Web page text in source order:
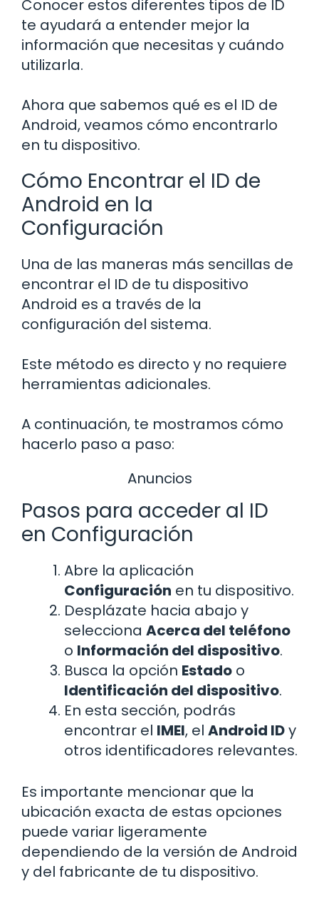
Conocer estos diferentes tipos de ID
te ayudará a entender mejor la
información que necesitas y cuándo
utilizarla.
Ahora que sabemos qué es el ID de
Android, veamos cómo encontrarlo
en tu dispositivo.
Cómo Encontrar el ID de
Android en la
Configuración
Una de las maneras más sencillas de
encontrar el ID de tu dispositivo
Android es a través de la
configuración del sistema.
Este método es directo y no requiere
herramientas adicionales.
A continuación, te mostramos cómo
hacerlo paso a paso:
Anuncios
Pasos para acceder al ID
en Configuración
Abre la aplicación
Configuración en tu dispositivo.
Desplázate hacia abajo y
selecciona Acerca del teléfono
o Información del dispositivo.
Busca la opción Estado o
Identificación del dispositivo.
En esta sección, podrás
encontrar el IMEI, el Android IDy
otros identificadores relevantes.
Es importante mencionar que la
ubicación exacta de estas opciones
puede variar ligeramente
dependiendo de la versión de Android
y del fabricante de tu dispositivo.